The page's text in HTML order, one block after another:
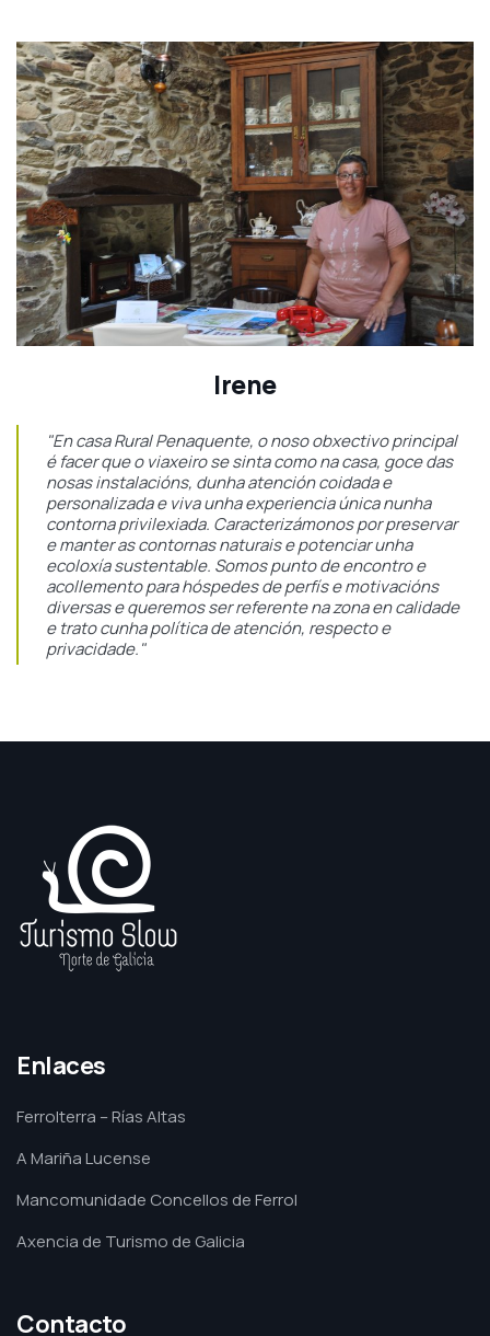
Irene
"En casa Rural Penaquente, o noso obxectivo principal
é facer que o viaxeiro se sinta como na casa, goce das
nosas instalacións, dunha atención coidada e
personalizada e viva unha experiencia única nunha
contorna privilexiada. Caracterizámonos por preservar
e manter as contornas naturais e potenciar unha
ecoloxía sustentable. Somos punto de encontro e
acollemento para hóspedes de perfís e motivacións
diversas e queremos ser referente na zona en calidade
e trato cunha política de atención, respecto e
privacidade."
Enlaces
Ferrolterra – Rías Altas
A Mariña Lucense
Mancomunidade Concellos de Ferrol
Axencia de Turismo de Galicia
Contacto